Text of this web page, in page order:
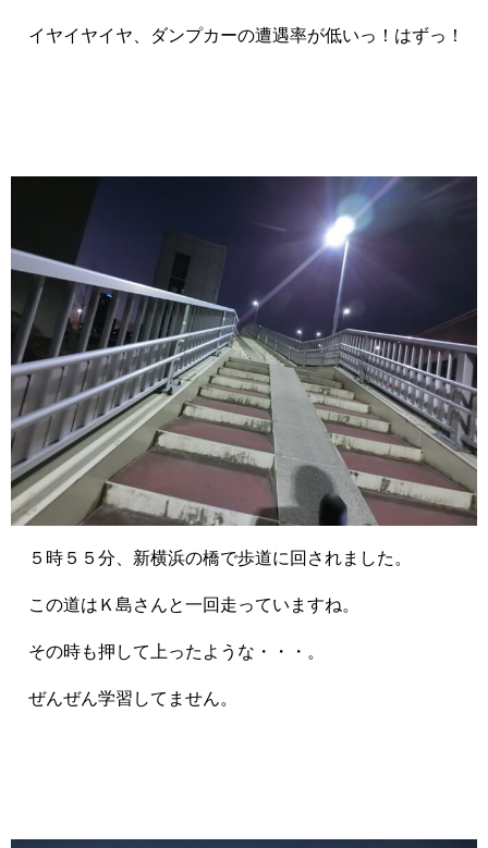
イヤイヤイヤ、ダンプカーの遭遇率が低いっ！はずっ！
５時５５分、新横浜の橋で歩道に回されました。
この道はＫ島さんと一回走っていますね。
その時も押して上ったような・・・。
ぜんぜん学習してません。